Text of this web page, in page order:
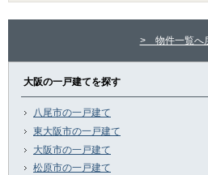
> 物件一覧へ
大阪の一戸建てを探す
八尾市の一戸建て
東大阪市の一戸建て
大阪市の一戸建て
松原市の一戸建て